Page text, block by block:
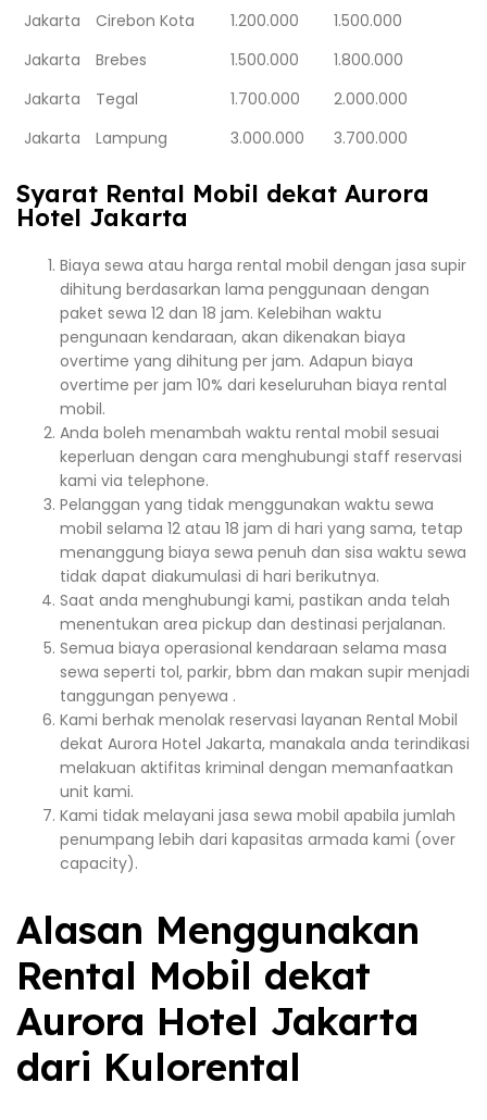
Jakarta Cirebon Kota 1.200.000
1.500.000
Jakarta
Brebes 1.500.000
1.800.000
Jakarta
Tegal 1.700.000
2.000.000
Jakarta
Lampung 3.000.000 3.700.000
Syarat Rental Mobil dekat Aurora
Hotel Jakarta
Biaya sewa atau harga rental mobil dengan jasa supir
dihitung berdasarkan lama penggunaan dengan
paket sewa 12 dan 18 jam. Kelebihan waktu
pengunaan kendaraan, akan dikenakan biaya
overtime yang dihitung per jam. Adapun biaya
overtime per jam 10% dari keseluruhan biaya rental
mobil.
Anda boleh menambah waktu rental mobil sesuai
keperluan dengan cara menghubungi staff reservasi
kami via telephone.
Pelanggan yang tidak menggunakan waktu sewa
mobil selama 12 atau 18 jam di hari yang sama, tetap
menanggung biaya sewa penuh dan sisa waktu sewa
tidak dapat diakumulasi di hari berikutnya.
Saat anda menghubungi kami, pastikan anda telah
menentukan area pickup dan destinasi perjalanan.
Semua biaya operasional kendaraan selama masa
sewa seperti tol, parkir, bbm dan makan supir menjadi
tanggungan penyewa .
Kami berhak menolak reservasi layanan Rental Mobil
dekat Aurora Hotel Jakarta, manakala anda terindikasi
melakuan aktifitas kriminal dengan memanfaatkan
unit kami.
Kami tidak melayani jasa sewa mobil apabila jumlah
penumpang lebih dari kapasitas armada kami (over
capacity).
Alasan Menggunakan
Rental Mobil dekat
Aurora Hotel Jakarta
dari Kulorental